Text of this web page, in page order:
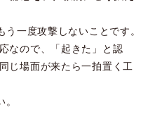
一度攻撃しないことです。
なので、「起きた」と認
じ場面が来たら一拍置く工